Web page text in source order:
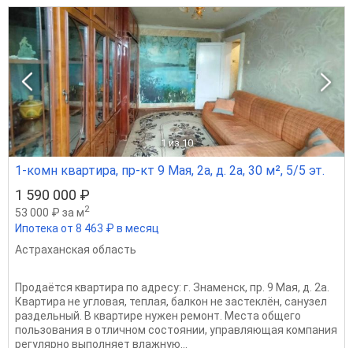
1 из 10
1-комн квартира, пр-кт 9 Мая, 2а, д. 2а, 30 м², 5/5 эт.
1 590 000 ₽
53 000 ₽ за м2
Ипотека от 8 463 ₽ в месяц
Астраханская область
Продаётся квартира по адресу: г. Знаменск, пр. 9 Мая, д. 2а.
Квартира не угловая, теплая, балкон не застеклён, санузел
раздельный. В квартире нужен ремонт. Места общего
пользования в отличном состоянии, управляющая компания
регулярно выполняет влажную...